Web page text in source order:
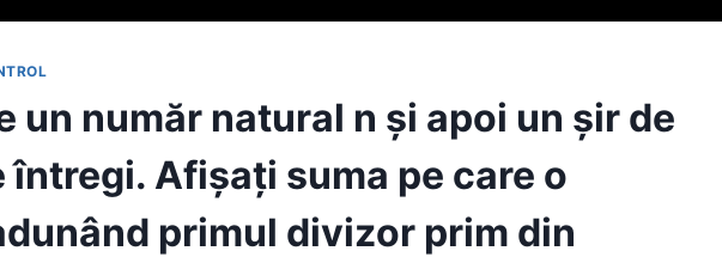
un număr natural n şi apoi un şir de
întregi. Afişați suma pe care o
primul divizor prim din